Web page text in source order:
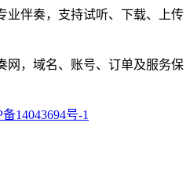
业伴奏，支持试听、下载、上传
网 ，域名、账号、订单及服务保
14043694号-1